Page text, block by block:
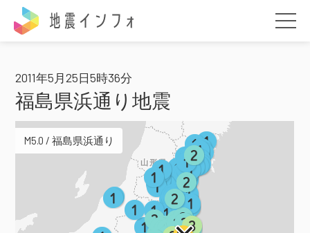
2011年5月25日5時36分
福島県浜通り地震
M5.0 / 福島県浜通り